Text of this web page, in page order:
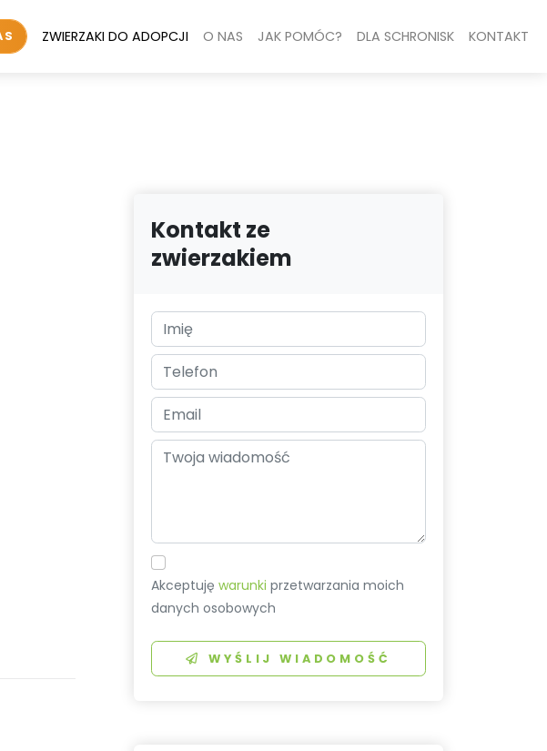
ZWIERZAKI DO ADOPCJI O NAS JAK POMÓC? DLA SCHRONISK KONTAKT
Kontakt ze
zwierzakiem
Akceptujęwarunki przetwarzania moich
danych osobowych
WYŚLIJ WIADOMOŚĆ